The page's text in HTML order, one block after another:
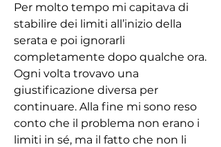
Per molto tempo mi capitava di
stabilire dei limiti all’inizio della
serata e poi ignorarli
completamente dopo qualche ora.
Ogni volta trovavo una
giustificazione diversa per
continuare. Alla fine mi sono reso
conto che il problema non erano i
limiti in sé, ma il fatto che non li